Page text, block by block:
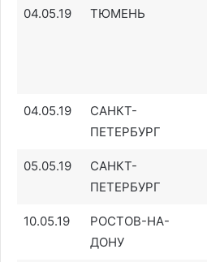
04.05.19 ТЮМЕНЬ
04.05.19
САНКТ-
ПЕТЕРБУРГ
05.05.19
САНКТ-
ПЕТЕРБУРГ
10.05.19
РОСТОВ-НА-
ДОНУ